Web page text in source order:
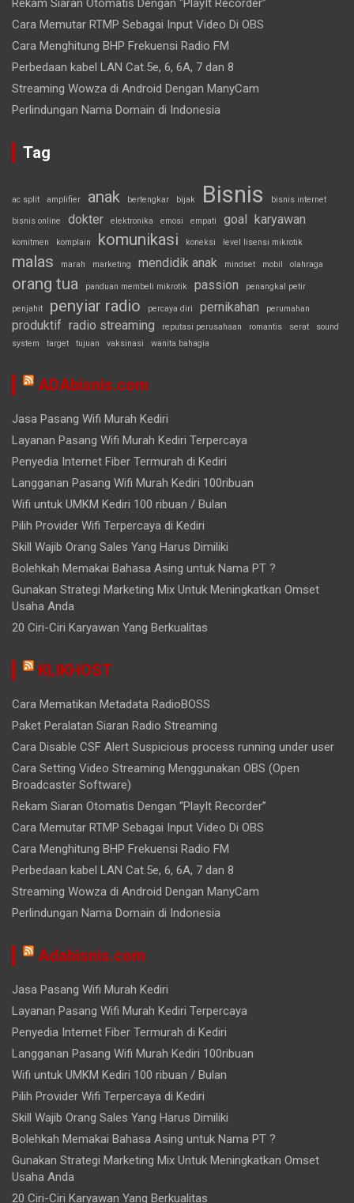
Rekam Siaran Otomatis Dengan “PlayIt Recorder”
Cara Memutar RTMP Sebagai Input Video Di OBS
Cara Menghitung BHP Frekuensi Radio FM
Perbedaan kabel LAN Cat.5e, 6, 6A, 7 dan 8
Streaming Wowza di Android Dengan ManyCam
Perlindungan Nama Domain di Indonesia
Tag
ac split amplifier anak bertengkar bijak Bisnis bisnis internet
bisnis online dokter elektronika emosi empati goal karyawan
komitmen komplain komunikasi koneksi level lisensi mikrotik
malas marah marketing mendidik anak mindset mobil olahraga
orang tua panduan membeli mikrotik passion penangkal petir
penjahit penyiar radio percaya diri pernikahan perumahan
produktif radio streaming reputasi perusahaan romantis serat
sound
system
target tujuan vaksinasi wanita bahagia
ADAbisnis.com
Jasa Pasang Wifi Murah Kediri
Layanan Pasang Wifi Murah Kediri Terpercaya
Penyedia Internet Fiber Termurah di Kediri
Langganan Pasang Wifi Murah Kediri 100ribuan
Wifi untuk UMKM Kediri 100 ribuan / Bulan
Pilih Provider Wifi Terpercaya di Kediri
Skill Wajib Orang Sales Yang Harus Dimiliki
Bolehkah Memakai Bahasa Asing untuk Nama PT ?
Gunakan Strategi Marketing Mix Untuk Meningkatkan Omset
Usaha Anda
20 Ciri-Ciri Karyawan Yang Berkualitas
KLIKHOST
Cara Mematikan Metadata RadioBOSS
Paket Peralatan Siaran Radio Streaming
Cara Disable CSF Alert Suspicious process running under user
Cara Setting Video Streaming Menggunakan OBS (Open
Broadcaster Software)
Rekam Siaran Otomatis Dengan “PlayIt Recorder”
Cara Memutar RTMP Sebagai Input Video Di OBS
Cara Menghitung BHP Frekuensi Radio FM
Perbedaan kabel LAN Cat.5e, 6, 6A, 7 dan 8
Streaming Wowza di Android Dengan ManyCam
Perlindungan Nama Domain di Indonesia
Adabisnis.com
Jasa Pasang Wifi Murah Kediri
Layanan Pasang Wifi Murah Kediri Terpercaya
Penyedia Internet Fiber Termurah di Kediri
Langganan Pasang Wifi Murah Kediri 100ribuan
Wifi untuk UMKM Kediri 100 ribuan / Bulan
Pilih Provider Wifi Terpercaya di Kediri
Skill Wajib Orang Sales Yang Harus Dimiliki
Bolehkah Memakai Bahasa Asing untuk Nama PT ?
Gunakan Strategi Marketing Mix Untuk Meningkatkan Omset
Usaha Anda
20 Ciri-Ciri Karyawan Yang Berkualitas